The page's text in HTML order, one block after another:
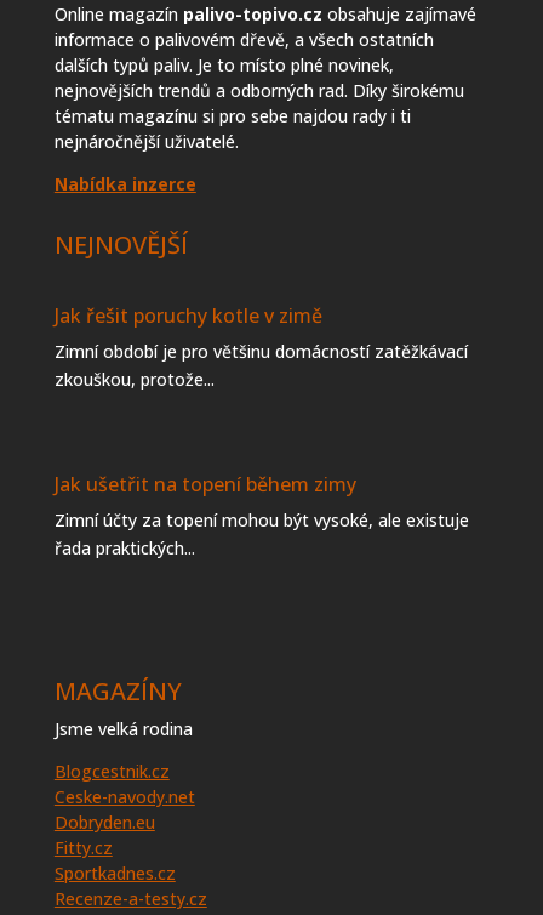
Online magazín palivo-topivo.cz obsahuje zajímavé
informace o palivovém dřevě, a všech ostatních
dalších typů paliv. Je to místo plné novinek,
nejnovějších trendů a odborných rad. Díky širokému
tématu magazínu si pro sebe najdou rady i ti
nejnáročnější uživatelé.
Nabídka inzerce
NEJNOVĚJŠÍ
Jak řešit poruchy kotle v zimě
Zimní období je pro většinu domácností zatěžkávací
zkouškou, protože...
Jak ušetřit na topení během zimy
Zimní účty za topení mohou být vysoké, ale existuje
řada praktických...
MAGAZÍNY
Jsme velká rodina
Blogcestnik.cz
Ceske-navody.net
Dobryden.eu
Fitty.cz
Sportkadnes.cz
Recenze-a-testy.cz